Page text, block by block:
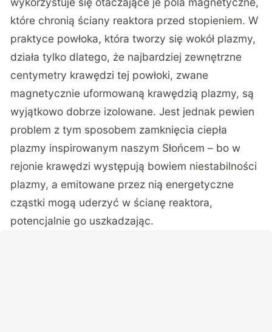
które chronią ściany reaktora przed stopieniem. W
praktyce powłoka, która tworzy się wokół plazmy,
działa tylko dlatego, że najbardziej zewnętrzne
centymetry krawędzi tej powłoki, zwane
magnetycznie uformowaną krawędzią plazmy, są
wyjątkowo dobrze izolowane. Jest jednak pewien
problem z tym sposobem zamknięcia ciepła
plazmy inspirowanym naszym Słońcem – bo w
rejonie krawędzi występują bowiem niestabilności
plazmy, a emitowane przez nią energetyczne
cząstki mogą uderzyć w ścianę reaktora,
potencjalnie go uszkadzając.